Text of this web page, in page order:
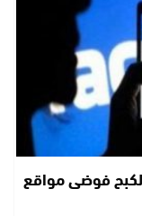
لكبح فوضى مواقع